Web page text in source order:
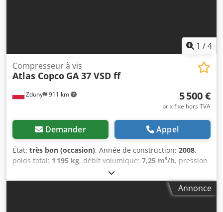
1 /4
Zduny 911 km
Compresseur à vis
Atlas Copco GA 37 VSD ff
5 500 €
prix fixe hors TVA
Demander Appel
État: très bon (occasion), Année de construction: 2008,
poids total: 1 195 kg, débit volumique: 7,25 m³/h, pression
, tension d'entrée:
à vis ATLAS COPCO GA 37 VSD ff Vitesse variable, (inverter)
Chjdpfx Akjt Hdh Norea Avec sécheur frigorifique Moteur
Annonce